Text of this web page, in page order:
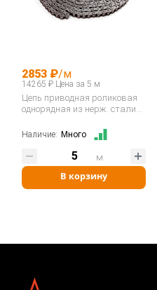
2853 ₽/м
14265 ₽ Цена за 5 м
Цепь приводная роликовая
однорядная из нерж. стали
Наличие: Много
В корзину
м